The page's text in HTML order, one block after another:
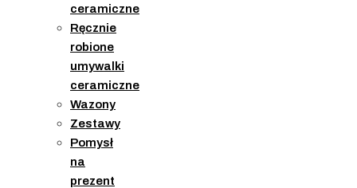
ceramiczne
Ręcznie
robione
umywalki
ceramiczne
Wazony
Zestawy
Pomysł
na
prezent